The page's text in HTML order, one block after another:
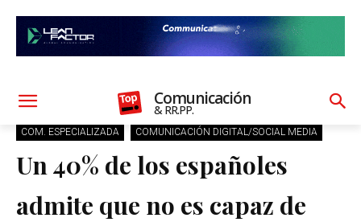
Comunicación
& RR.PP.
COM. ESPECIALIZADA COMUNICACIÓN DIGITAL/SOCIAL MEDIA
Un 40% de los españoles
admite que no es capaz de